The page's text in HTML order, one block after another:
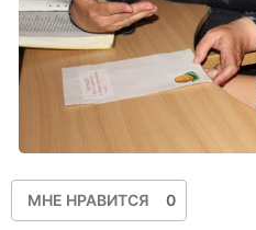
МНЕ НРАВИТСЯ 0